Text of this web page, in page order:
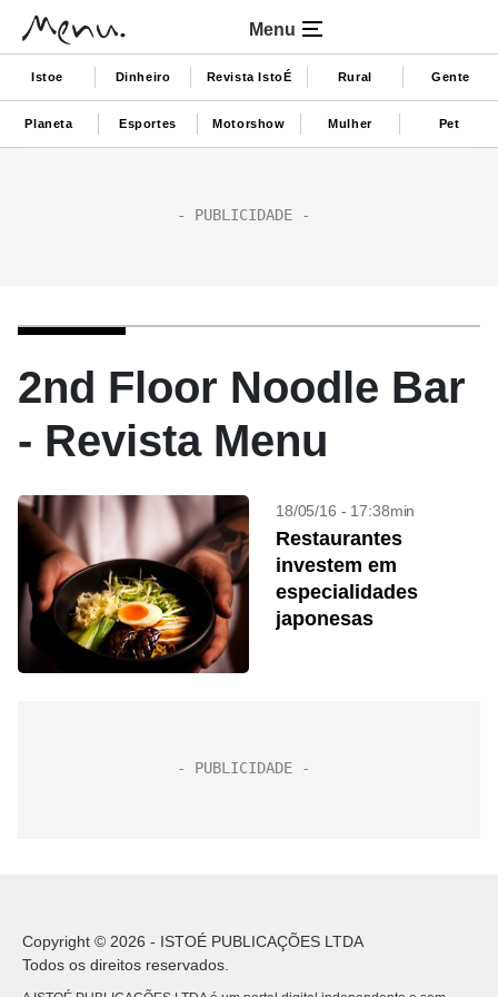
Menu
Istoe Dinheiro Revista IstoÉ Rural Gente
Planeta Esportes Motorshow Mulher Pet
2nd Floor Noodle Bar
- Revista Menu
18/05/16 - 17:38min
Restaurantes
investem em
especialidades
japonesas
Copyright © 2026 - ISTOÉ PUBLICAÇÕES LTDA
Todos os direitos reservados.